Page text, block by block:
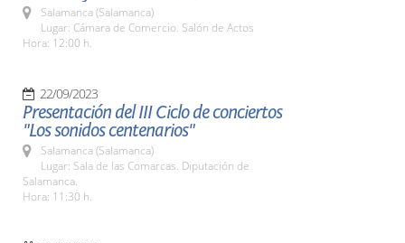
Salamanca (Salamanca)
Lugar: Cámara de Comercio. Salón de Actos
Hora: 12:00 h.
22/09/2023
Presentación del III Ciclo de conciertos
"Los sonidos centenarios"
Salamanca (Salamanca)
Lugar: Sala de las Comarcas. Diputación de
Salamanca.
Hora: 11:30 h.